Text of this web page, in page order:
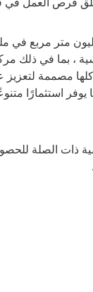
مدينة فالكونز نفسها مدينة متكاملة من
، بما في ذلك
مصممة
استثمارًا
ذات الصلة